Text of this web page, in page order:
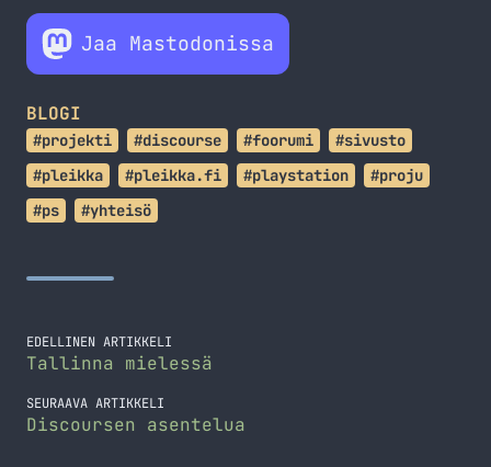
Jaa Mastodonissa
BLOGI
#projekti #discourse #foorumi
#sivusto
#pleikka
#pleikka.fi #playstation
#proju
#ps
#yhteisö
EDELLINEN ARTIKKELI
Tallinna mielessä
SEURAAVA ARTIKKELI
Discoursen asentelua